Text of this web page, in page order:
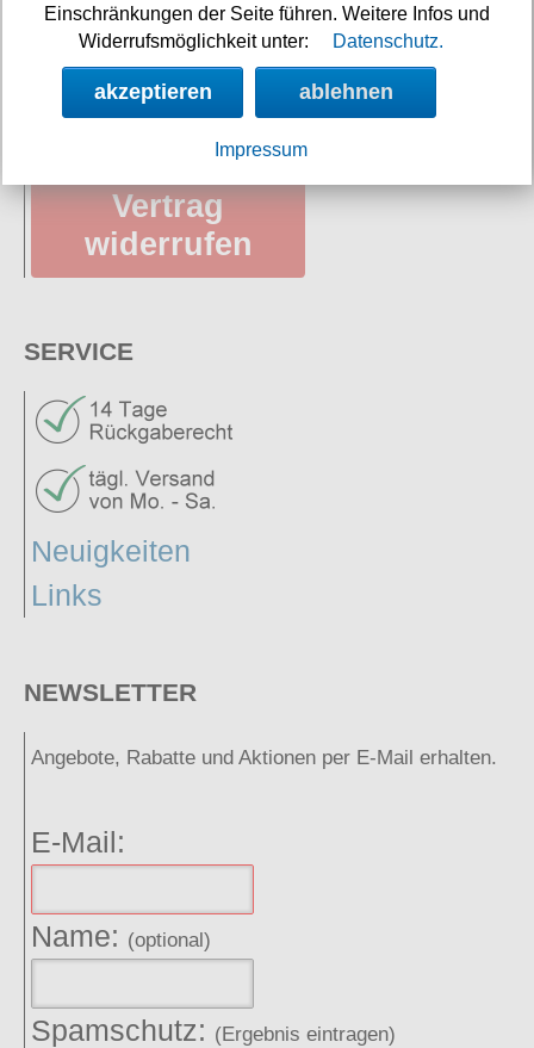
Versandkosten
Datenschutz
Vertrag
widerrufen
SERVICE
Neuigkeiten
Links
NEWSLETTER
Angebote, Rabatte und Aktionen per E-Mail erhalten.
E-Mail:
Name: (optional)
Spamschutz: (Ergebnis eintragen)
Einschränkungen der Seite führen. Weitere Infos und
Widerrufsmöglichkeit unter:
Datenschutz.
akzeptieren ablehnen
Impressum